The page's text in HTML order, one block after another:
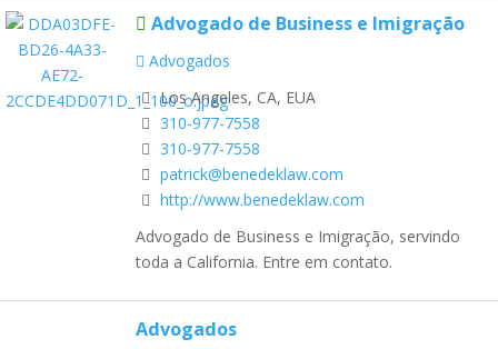
Advogado de Business e Imigração
Advogados
Los Angeles, CA, EUA
310-977-7558
310-977-7558
patrick@benedeklaw.com
http://www.benedeklaw.com
Advogado de Business e Imigração, servindo
toda a California. Entre em contato.
Advogados